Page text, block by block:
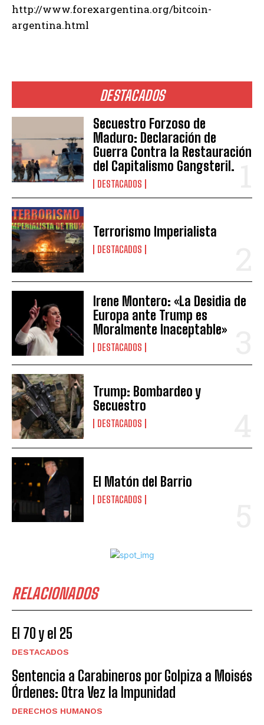
DESTACADOS
Secuestro Forzoso de
Maduro: Declaración de
Guerra Contra la Restauración
del Capitalismo Gangsteril.
DESTACADOS
Terrorismo Imperialista
DESTACADOS
Irene Montero: «La Desidia de
Europa ante Trump es
Moralmente Inaceptable»
DESTACADOS
Trump: Bombardeo y
Secuestro
DESTACADOS
El Matón del Barrio
DESTACADOS
RELACIONADOS
El 70 y el 25
DESTACADOS
Sentencia a Carabineros por Golpiza a Moisés
Órdenes: Otra Vez la Impunidad
DERECHOS HUMANOS
http://www.forexargentina.org/bitcoin-
argentina.html